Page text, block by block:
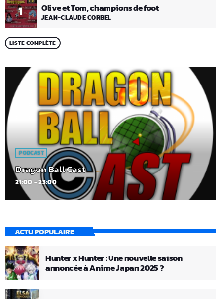
1 Olive et Tom, champions de foot
JEAN-CLAUDE CORBEL
LISTE COMPLÈTE
PODCAST
Dragon Ball Cast
21:00 - 23:00
ACTU POPULAIRE
Hunter x Hunter : Une nouvelle saison
annoncée à Anime Japan 2025 ?